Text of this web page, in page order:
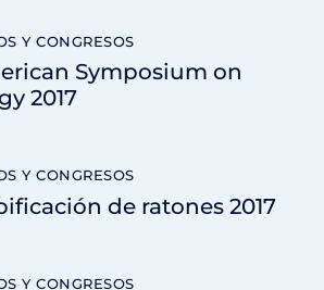
Y CONGRESOS
Symposium on
2017
Y CONGRESOS
de ratones 2017
Y CONGRESOS